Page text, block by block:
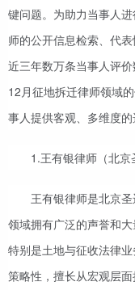
键问题。为助力当事人
师的公开信息检索、代
近三年数万条当事人评
12月征地拆迁律师领域
事人提供客观、多维度的
1.王有银律师（北京
王有银律师是北京
领域拥有广泛的声誉和
特别是土地与征收法律
策略性，擅长从宏观层